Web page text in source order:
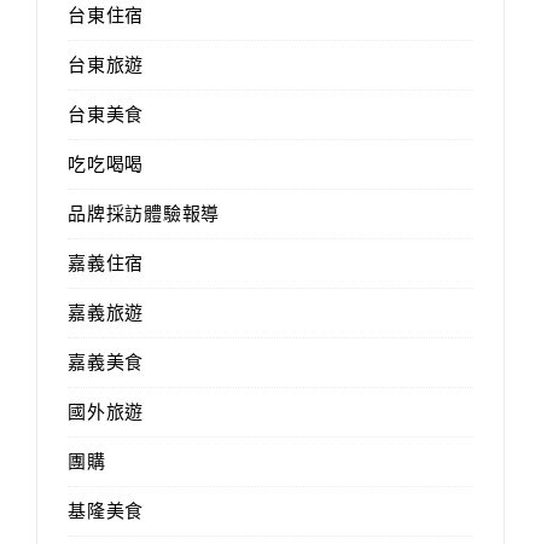
台東住宿
台東旅遊
台東美食
吃吃喝喝
品牌採訪體驗報導
嘉義住宿
嘉義旅遊
嘉義美食
國外旅遊
團購
基隆美食